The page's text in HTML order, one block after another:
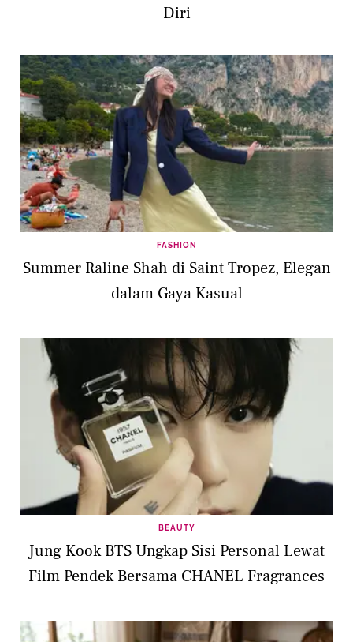
Diri
FASHION
Summer Raline Shah di Saint Tropez, Elegan
dalam Gaya Kasual
BEAUTY
Jung Kook BTS Ungkap Sisi Personal Lewat
Film Pendek Bersama CHANEL Fragrances